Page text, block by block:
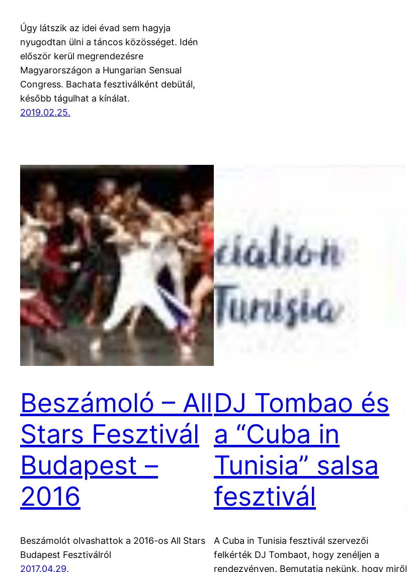
Úgy látszik az idei évad sem hagyja
nyugodtan ülni a táncos közösséget. Idén
először kerül megrendezésre
Magyarországon a Hungarian Sensual
Congress. Bachata fesztiválként debütál,
később tágulhat a kínálat.
2019.02.25.
Beszámoló – All
Stars Fesztivál
Budapest –
2016
Beszámolót olvashattok a 2016-os All Stars
Budapest Fesztiválról
2017.04.29.
DJ Tombao és
a “Cuba in
Tunisia” salsa
fesztivál
A Cuba in Tunisia fesztivál szervezői
felkérték DJ Tombaot, hogy zenéljen a
rendezvényen. Bemutatja nekünk, hogy miről